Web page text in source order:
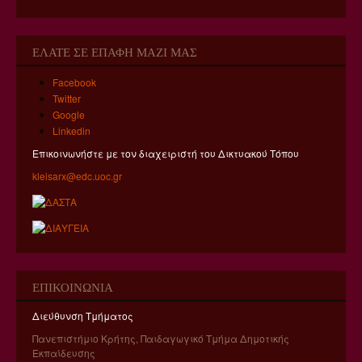
ΔΙΑΔΙΚΤΥΑΚΟ ΥΛΙΚΟ Α' ΤΟΜΕΑ
ΔΙΑΔΙΚΤΥΑΚΟ ΥΛΙΚΟ Β' ΤΟΜΕΑ
ΔΙΑΔΙΚΤΥΑΚΟ ΥΛΙΚΟ Γ' ΤΟΜΕΑ
ΔΙΑΔΙΚΤΥΑΚΟ ΥΛΙΚΟ Δ' ΤΟΜΕΑ
ΣΥΝΕΡΓΑΣΙΑ ΜΕ ΕΚΠΑΙΔΕΥΤΙΚΗ ΚΟΙΝΟΤΗΤΑ
ΔΙΕΥΡΥΜΕΝΗ ΠΡΑΚΤΙΚΗ ΆΣΚΗΣΗ ΣΤΗΝ ΥΠΟΣΤΗΡΙΞΗ
ΕΥΑΛΩΤΩΝ ΟΜΑΔΩΝ
ΔΙΔΑΣΚΑΛΕΙΟ
ΚΑΤΑΤΑΚΤΗΡΙΕΣ ΕΞΕΤΑΣΕΙΣ
ΕΡΓΑΣΤΗΡΙΑ
ΚΕΝΤΡΟ ΜΕΛΕΤΗΣ ΚΑΙ EΡΕΥΝΑΣ ΤΗΣ ΙΣΤΟΡΙΑΣ ΤΗΣ
ΕΚΠΑΙΔΕΥΣΗΣ ΚΑΙ ΤΟΥ ΔΙΔΑΣΚΑΛΙΚΟΥ
ΕΠΑΓΓΕΛΜΑΤΟΣ
ΕΛΑΤΕ ΣΕ ΕΠΑΦΗ ΜΑΖΙ ΜΑΣ
Facebook
Twitter
Google
Linkedin
Επικοινωνήστε με τον διαχειριστή του Δικτυακού Τόπου
kleisarx@edc.uoc.gr
ΕΠΙΚΟΙΝΩΝΊΑ
Διεύθυνση Τμήματος
Πανεπιστήμιο Κρήτης, Παιδαγωγικό Τμήμα Δημοτικής
Εκπαίδευσης